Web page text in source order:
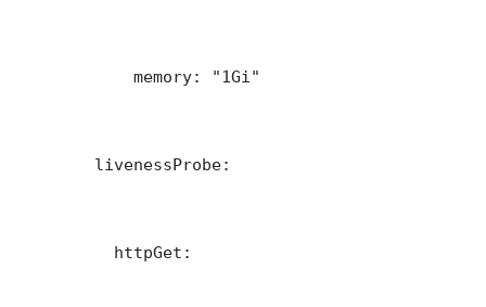
            memory: "1Gi"
        livenessProbe:
          httpGet: